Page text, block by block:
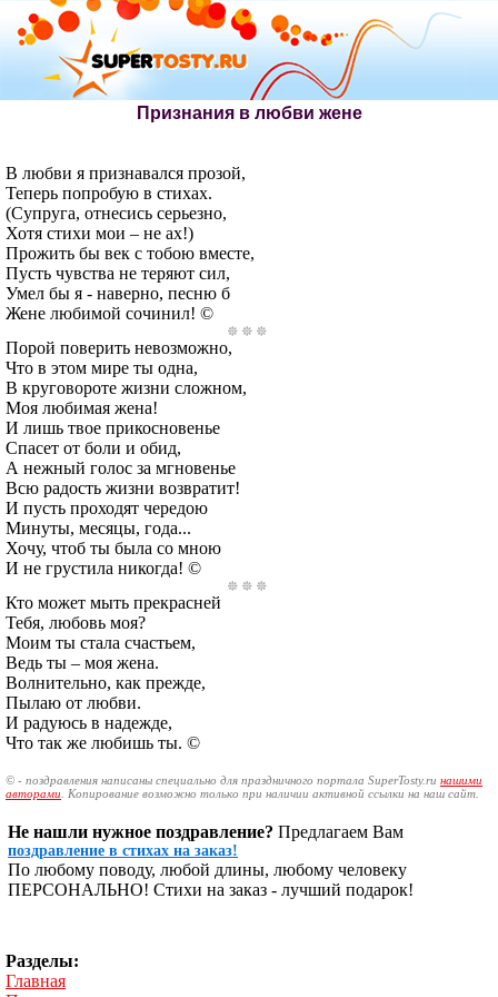
Признания в любви жене
В любви я признавался прозой,
Теперь попробую в стихах.
(Супруга, отнесись серьезно,
Хотя стихи мои – не ах!)
Прожить бы век с тобою вместе,
Пусть чувства не теряют сил,
Умел бы я - наверно, песню б
Жене любимой сочинил! ©
Порой поверить невозможно,
Что в этом мире ты одна,
В круговороте жизни сложном,
Моя любимая жена!
И лишь твое прикосновенье
Спасет от боли и обид,
А нежный голос за мгновенье
Всю радость жизни возвратит!
И пусть проходят чередою
Минуты, месяцы, года...
Хочу, чтоб ты была со мною
И не грустила никогда! ©
Кто может мыть прекрасней
Тебя, любовь моя?
Моим ты стала счастьем,
Ведь ты – моя жена.
Волнительно, как прежде,
Пылаю от любви.
И радуюсь в надежде,
Что так же любишь ты. ©
© - поздравления написаны специально для праздничного портала SuperTosty.ru нашими
авторами . Копирование возможно только при наличии активной ссылки на наш сайт.
Не нашли нужное поздравление? Предлагаем Вам
поздравление в стихах на заказ!
По любому поводу, любой длины, любому человеку
ПЕРСОНАЛЬНО! Стихи на заказ - лучший подарок!
Разделы:
Главная